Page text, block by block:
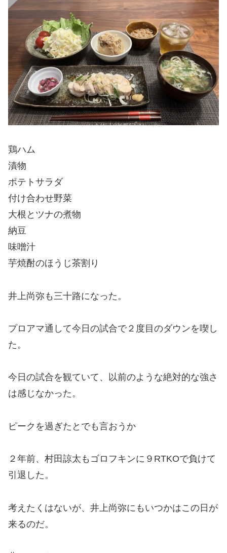
鶏ハム
漬物
ポテトサラダ
付け合わせ野菜
大根とツナの煮物
納豆
味噌汁
芋焼酎のほうじ茶割り
井上尚弥も三十路になった。
プロアマ通して今日の試合で２度目のダウンを喫し
た。
今日の試合を観ていて、以前のような絶対的な強さ
は感じなかった。
ピークを過ぎたとでも言おうか
２年前、村田諒太もゴロフキンに９RTKOで負けて
引退した。
考えたくはないが、井上尚弥にもいつかはこの日が
来るのだ。